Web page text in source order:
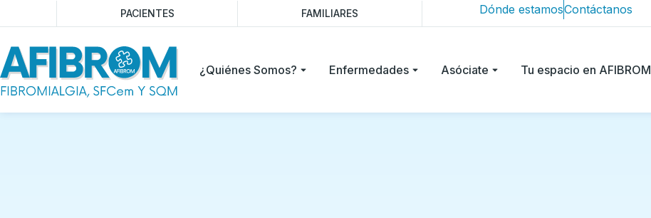
PACIENTES FAMILIARES Dónde estamosContáctanos
¿Quiénes Somos? Enfermedades Asóciate Tu espacio en AFIBROM